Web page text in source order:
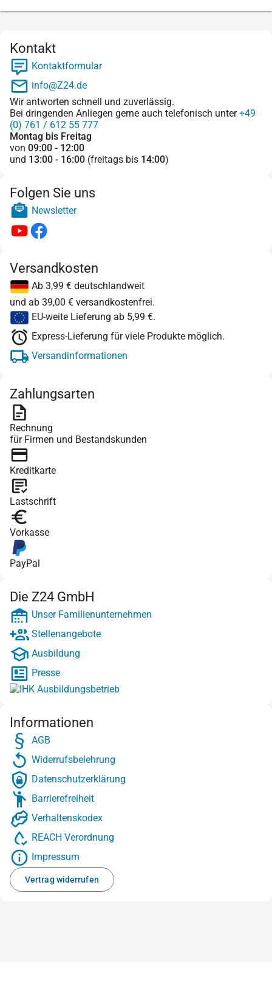
Kontakt
Kontaktformular
info@Z24.de
Wir antworten schnell und zuverlässig.
Bei dringenden Anliegen gerne auch telefonisch unter+49
(0) 761 / 612 55 777
Montag bis Freitag
von 09:00 - 12:00
und 13:00 - 16:00 (freitags bis 14:00)
Folgen Sie uns
Newsletter
Versandkosten
Ab 3,99 € deutschlandweit
und ab 39,00 € versandkostenfrei.
EU-weite Lieferung ab 5,99 €.
Express-Lieferung für viele Produkte möglich.
Versandinformationen
Zahlungsarten
Rechnung
für Firmen und Bestandskunden
Kreditkarte
Lastschrift
Vorkasse
PayPal
Die Z24 GmbH
Unser Familienunternehmen
Stellenangebote
Ausbildung
Presse
Informationen
AGB
Widerrufsbelehrung
Datenschutzerklärung
Barrierefreiheit
Verhaltenskodex
REACH Verordnung
Impressum
Vertrag widerrufen